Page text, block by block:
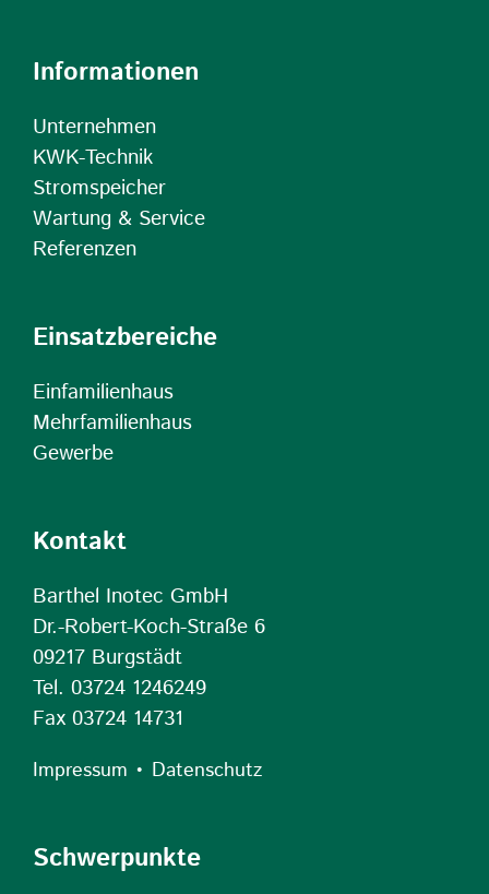
Informationen
Unternehmen
KWK-Technik
Stromspeicher
Wartung & Service
Referenzen
Einsatzbereiche
Einfamilienhaus
Mehrfamilienhaus
Gewerbe
Kontakt
Barthel Inotec GmbH
Dr.-Robert-Koch-Straße 6
09217 Burgstädt
Tel. 03724 1246249
Fax 03724 14731
Impressum • Datenschutz
Schwerpunkte